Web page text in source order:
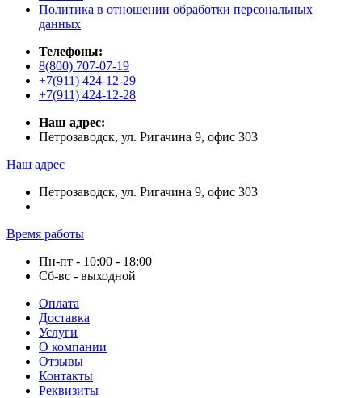
Политика в отношении обработки персональных
данных
Телефоны:
8(800) 707-07-19
+7(911) 424-12-29
+7(911) 424-12-28
Наш адрес:
Петрозаводск, ул. Ригачина 9, офис 303
Наш адрес
Петрозаводск, ул. Ригачина 9, офис 303
Время работы
Пн-пт - 10:00 - 18:00
Сб-вс - выходной
Оплата
Доставка
Услуги
О компании
Отзывы
Контакты
Реквизиты